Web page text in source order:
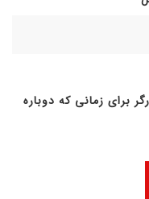
برای زمانی که دوباره